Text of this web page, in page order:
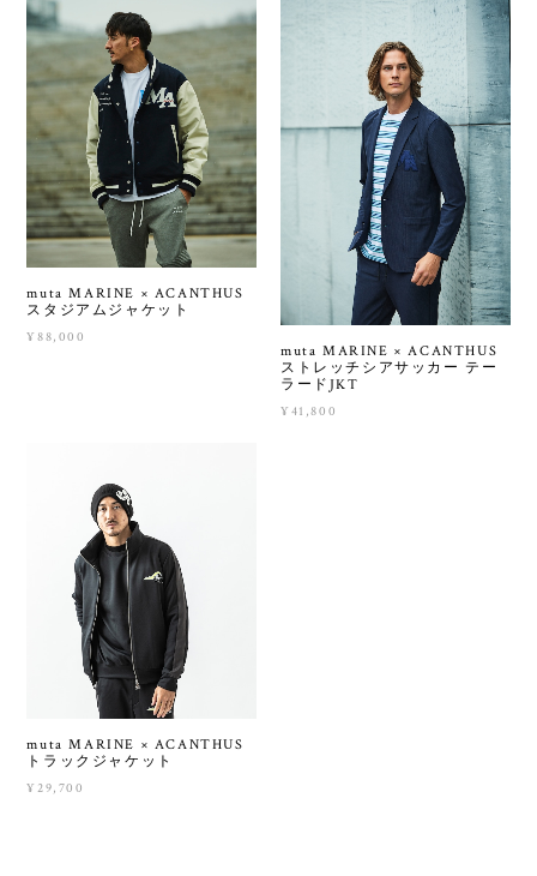
muta MARINE × ACANTHUS
スタジアムジャケット
¥88,000
muta MARINE × ACANTHUS
ストレッチシアサッカー テー
ラードJKT
¥41,800
muta MARINE × ACANTHUS
トラックジャケット
¥29,700